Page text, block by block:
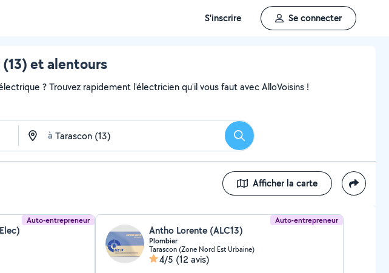
S'inscrire Se connecter
et alentours
? Trouvez rapidement l'électricien qu'il vous faut avec AlloVoisins !
à Rechercher
Afficher la carte
Auto-entrepreneur Auto-entrepreneur
Antho Lorente (ALC13)
Plombier
Tarascon (Zone Nord Est Urbaine)
4/5 (12 avis)